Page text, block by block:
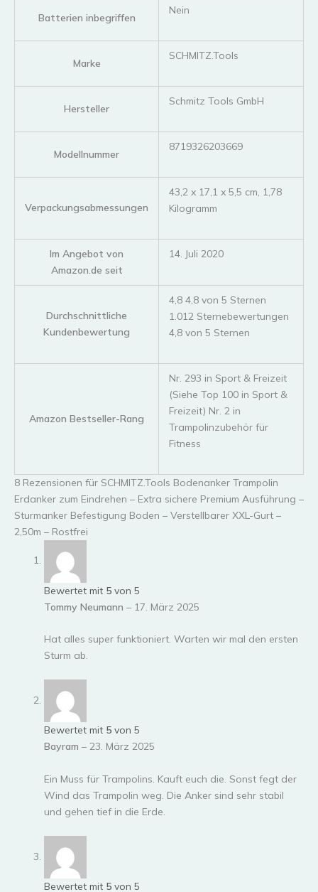
Batterien inbegriffen
‎Nein
Marke
‎SCHMITZ.Tools
Hersteller
‎Schmitz Tools GmbH
Modellnummer
‎8719326203669
Verpackungsabmessungen
‎43,2 x 17,1 x 5,5 cm, 1,78
Kilogramm
Im Angebot von
Amazon.de seit
14. Juli 2020
Durchschnittliche
Kundenbewertung
4,8 4,8 von 5 Sternen
1.012 Sternebewertungen
4,8 von 5 Sternen
Amazon Bestseller-Rang
Nr. 293 in Sport & Freizeit
(Siehe Top 100 in Sport &
Freizeit) Nr. 2 in
Trampolinzubehör für
Fitness
8 Rezensionen für SCHMITZ.Tools Bodenanker Trampolin
Erdanker zum Eindrehen – Extra sichere Premium Ausführung –
Sturmanker Befestigung Boden – Verstellbarer XXL-Gurt –
2,50m – Rostfrei
Bewertet mit 5 von 5
Tommy Neumann – 17. März 2025
Hat alles super funktioniert. Warten wir mal den ersten
Sturm ab.
Bewertet mit 5 von 5
Bayram – 23. März 2025
Ein Muss für Trampolins. Kauft euch die. Sonst fegt der
Wind das Trampolin weg. Die Anker sind sehr stabil
und gehen tief in die Erde.
Bewertet mit 5 von 5